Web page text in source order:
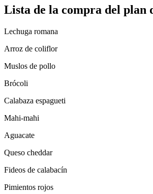
Lista de la compra del plan
Lechuga romana
Arroz de coliflor
Muslos de pollo
Brócoli
Calabaza espagueti
Mahi-mahi
Aguacate
Queso cheddar
Fideos de calabacín
Pimientos rojos